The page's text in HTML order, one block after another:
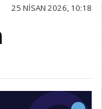
25 NISAN 2026, 10:18